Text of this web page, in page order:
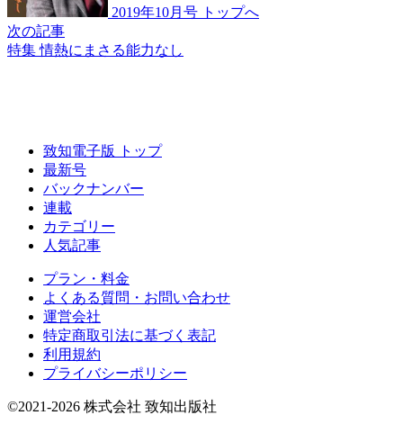
2019年10月号 トップへ
次の記事
特集 情熱にまさる能力なし
致知電子版 トップ
最新号
バックナンバー
連載
カテゴリー
人気記事
プラン・料金
よくある質問・お問い合わせ
運営会社
特定商取引法に基づく表記
利用規約
プライバシーポリシー
©2021-2026 株式会社 致知出版社